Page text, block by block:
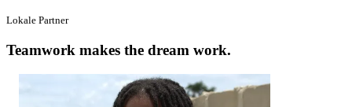
Lokale Partner
Teamwork makes the dream work.